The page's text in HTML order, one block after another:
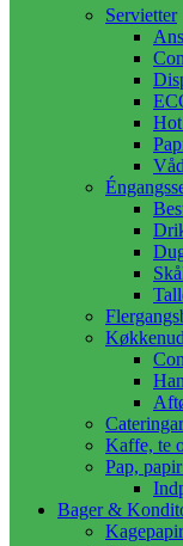
Servietter
Kaffe, te
Pap,
Bager &